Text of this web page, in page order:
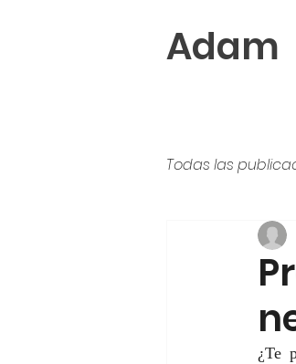
Adam
Todas las
Tipos de
¿Te